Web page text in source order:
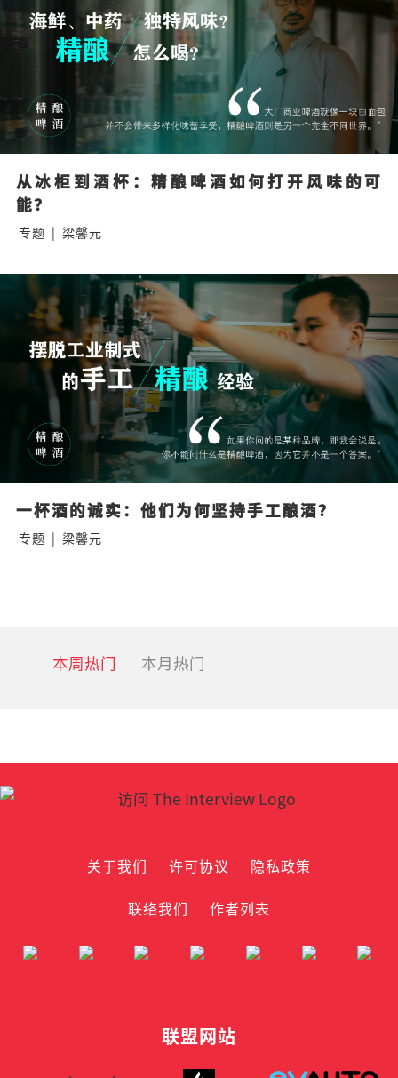
从冰柜到酒杯：精酿啤酒如何打开风味的可
能？
专题 | 梁馨元
一杯酒的诚实：他们为何坚持手工酿酒？
专题 | 梁馨元
本周热门 本月热门
关于我们 许可协议
隐私政策
联络我们
作者列表
联盟网站